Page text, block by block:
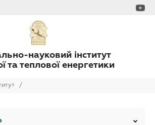
науковий інститут
та теплової енергетики
/